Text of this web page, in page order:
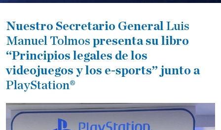
Nuestro Secretario General Luis
Manuel Tolmos presenta su libro
“Principios legales de los
videojuegos y los e-sports” junto a
PlayStation®